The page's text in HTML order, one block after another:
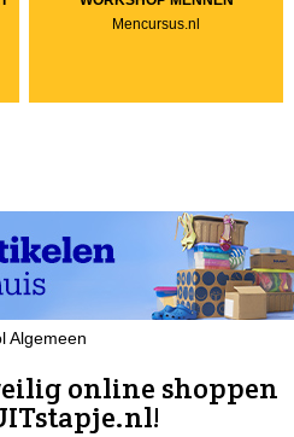
Mencursus.nl
online shoppen